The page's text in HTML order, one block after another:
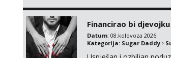
Financirao bi
Datum: 08.kolovoza 2026.
Kategorija: Sugar Daddy